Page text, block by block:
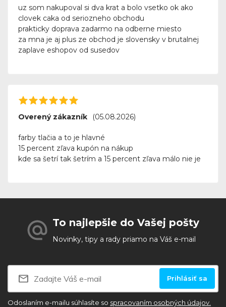
uz som nakupoval si dva krat a bolo vsetko ok ako
clovek caka od seriozneho obchodu
prakticky doprava zadarmo na odberne miesto
za mna je aj plus ze obchod je slovensky v brutalnej
zaplave eshopov od susedov
Overený zákazník (05.08.2026)
farby tlačia a to je hlavné
15 percent zľava kupón na nákup
kde sa šetrí tak šetrím a 15 percent zľava málo nie je
To najlepšie do Vašej pošty
Novinky, tipy a rady priamo na Váš e-mail
Prihlásiť sa
Odoslaním e-mailu súhlasíte so spracovaním osobných údajov.